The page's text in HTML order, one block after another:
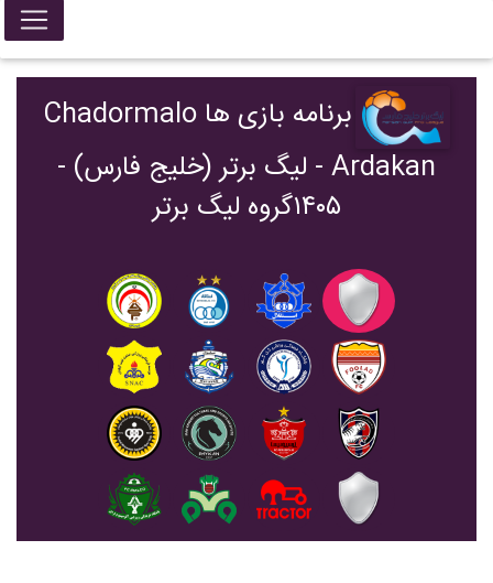
برنامه بازی ها Chadormalo
Ardakan - ليگ برتر (خليج فارس) -
۱۴۰۵گروه لیگ برتر